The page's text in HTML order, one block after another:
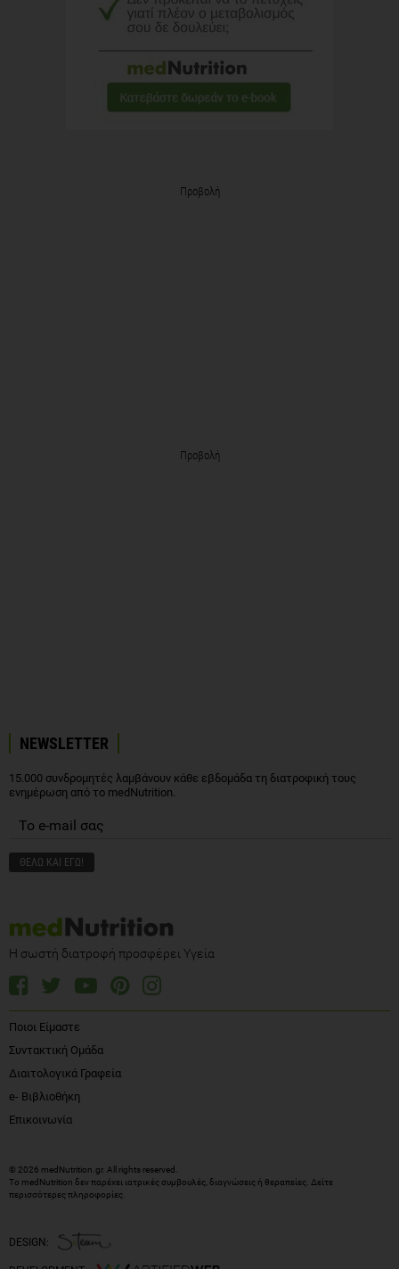
Προβολή
Προβολή
NEWSLETTER
15.000 συνδρομητές λαμβάνουν κάθε εβδομάδα τη διατροφική τους
ενημέρωση από το medNutrition.
Η σωστή διατροφή προσφέρει Υγεία
Ποιοι Είμαστε
Συντακτική Ομάδα
Διαιτολογικά Γραφεία
e- Βιβλιοθήκη
Επικοινωνία
© 2026 medNutrition.gr. All rights reserved.
Το medNutrition δεν παρέχει ιατρικές συμβουλές, διαγνώσεις ή θεραπείες. Δείτε
περισσότερες πληροφορίες.
DESIGN: